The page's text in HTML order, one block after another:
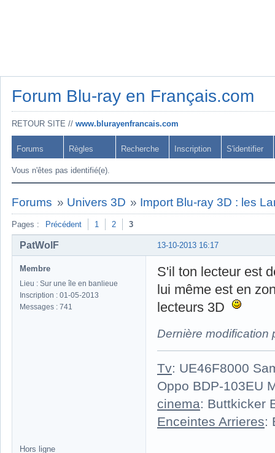
Forum Blu-ray en Français.com
RETOUR SITE // www.blurayenfrancais.com
Forums Règles Recherche Inscription S'identifier
Vous n'êtes pas identifié(e).
Forums » Univers 3D » Import Blu-ray 3D : les
Pages : Précédent 1 2 3
13-10-2013 16:17
PatWolF
Membre
Lieu : Sur une île en banlieue
Inscription : 01-05-2013
Messages : 741
S'il ton lecteur est
lui même est en
lecteurs 3D
Dernière modification
Tv: UE46F8000
Oppo BDP-103EU
cinema: Buttkicker
Enceintes Arrieres:
Hors ligne